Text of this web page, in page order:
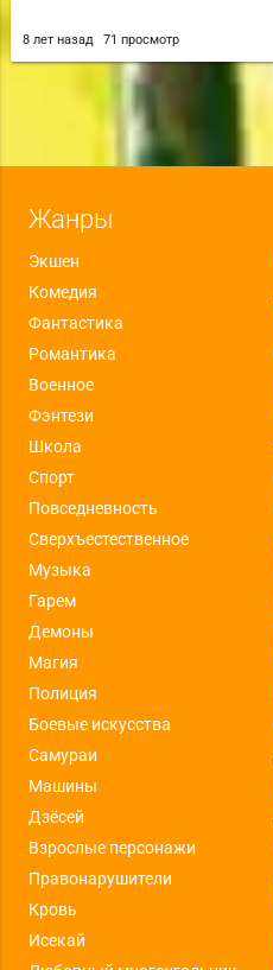
8 лет назад 71 просмотр
Жанры
Экшен
Комедия
Фантастика
Романтика
Военное
Фэнтези
Школа
Спорт
Повседневность
Сверхъестественное
Музыка
Гарем
Демоны
Магия
Полиция
Боевые искусства
Самураи
Машины
Дзёсей
Взрослые персонажи
Правонарушители
Кровь
Исекай